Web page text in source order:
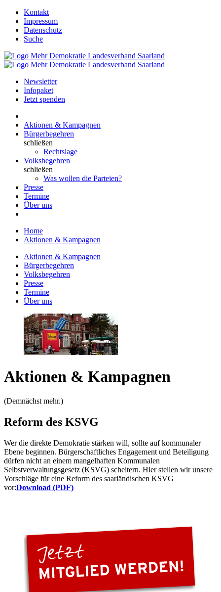
Kontakt
Impressum
Datenschutz
Suche
Newsletter
Infopaket
Jetzt spenden
Aktionen & Kampagnen
Bürgerbegehren
schließen
Rechtslage
Volksbegehren
schließen
Was wollen die Parteien?
Presse
Termine
Über uns
Home
Aktionen & Kampagnen
Aktionen & Kampagnen
Bürgerbegehren
Volksbegehren
Presse
Termine
Über uns
Aktionen & Kampagnen
(Demnächst mehr.)
Reform des KSVG
Wer die direkte Demokratie stärken will, sollte auf kommunaler
Ebene beginnen. Bürgerschaftliches Engagement und Beteiligung
dürfen nicht an einem mangelhaften Kommunalen
Selbstverwaltungsgesetz (KSVG) scheitern. Hier stellen wir unsere
Vorschläge für eine Reform des saarländischen KSVG
vor:Download (PDF)